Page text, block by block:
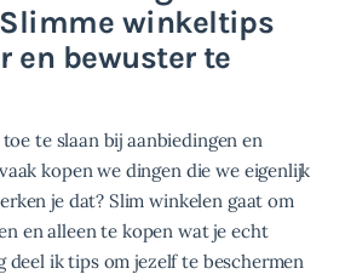
winkeltips
en bewuster te
te slaan bij aanbiedingen en
kopen we dingen die we eigenlijk
je dat? Slim winkelen gaat om
en alleen te kopen wat je echt
deel ik tips om jezelf te beschermen